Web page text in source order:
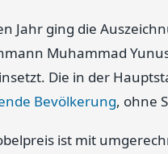
Jahr ging die
Muhammad
Die in der
Bevölkerung, ohne
ist mit